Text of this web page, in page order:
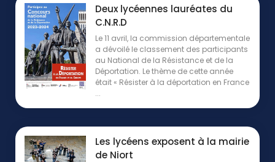
Deux lycéennes lauréates du
C.N.R.D
Le 11 avril, la commission départementale
a dévoilé le classement des participants
au National de la Résistance et de la
Déportation. Le thème de cette année
était « Résister à la déportation en France
...
Les lycéens exposent à la mairie
de Niort